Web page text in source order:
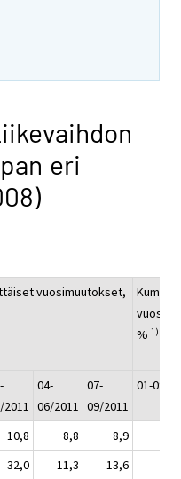
eri
vuosimuutokset,
% 1)
2011
04-
06/2011
07-
09/2011
01-09/
10,8 8,8
8,9
32,0 11,3
13,6